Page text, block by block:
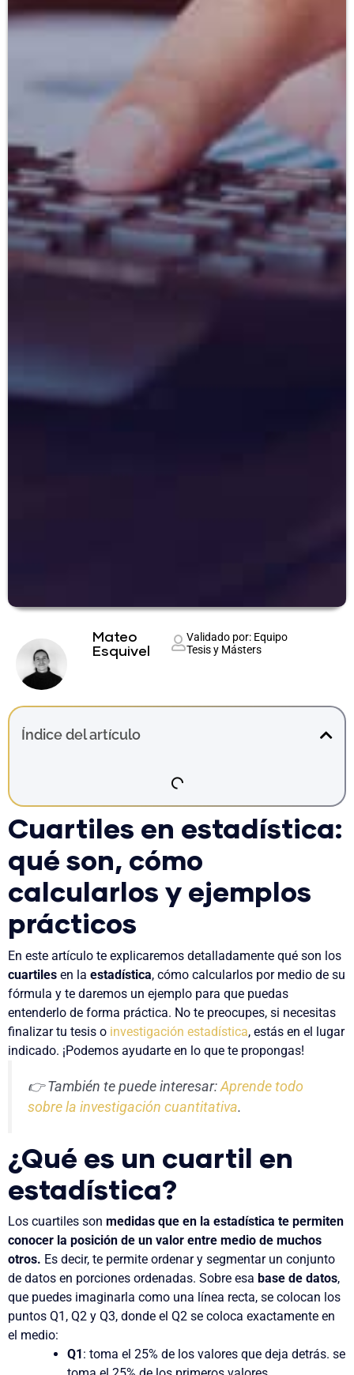
Mateo
Esquivel
Validado por: Equipo
Tesis y Másters
Índice del artículo
Cuartiles en estadística:
qué son, cómo
calcularlos y ejemplos
prácticos
En este artículo te explicaremos detalladamente qué son los
cuartiles en la estadística, cómo calcularlos por medio de su
fórmula y te daremos un ejemplo para que puedas
entenderlo de forma práctica. No te preocupes, si necesitas
finalizar tu tesis o investigación estadística, estás en el lugar
indicado. ¡Podemos ayudarte en lo que te propongas!
👉 También te puede interesar: Aprende todo
sobre la investigación cuantitativa.
¿Qué es un cuartil en
estadística?
Los cuartiles son medidas que en la estadística te permiten
conocer la posición de un valor entre medio de muchos
otros. Es decir, te permite ordenar y segmentar un conjunto
de datos en porciones ordenadas. Sobre esa base de datos,
que puedes imaginarla como una línea recta, se colocan los
puntos Q1, Q2 y Q3, donde el Q2 se coloca exactamente en
el medio:
Q1 : toma el 25% de los valores que deja detrás. se